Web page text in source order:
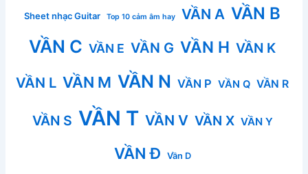
Sheet nhạc Guitar Top 10 cảm âm hay VẦN A VẦN B
VẦN C VẦN E VẦN G VẦN H VẦN K
VẦN L VẦN M VẦN N VẦN P VẦN Q VẦN R
VẦN S VẦN T VẦN V VẦN X VẦN Y
VẦN Đ Vần D